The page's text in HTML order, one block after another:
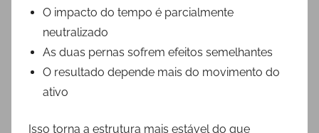
O impacto do tempo é parcialmente
neutralizado
As duas pernas sofrem efeitos semelhantes
O resultado depende mais do movimento do
ativo
Isso torna a estrutura mais estável do que